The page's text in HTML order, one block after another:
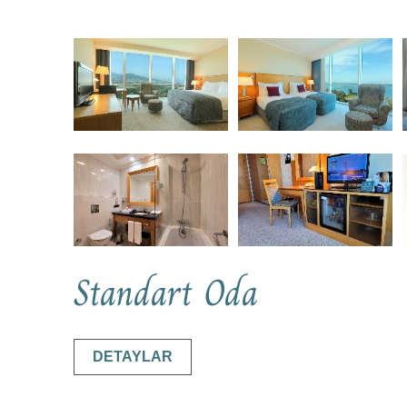
Standart Oda
DETAYLAR